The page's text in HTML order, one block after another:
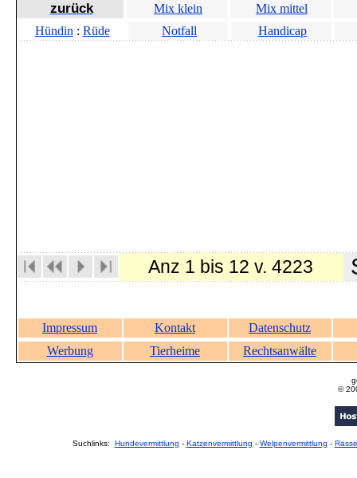
zurück Mix klein
Mix mittel
Hündin : Rüde Notfall Handicap
Anz 1 bis 12 v. 4223
Impressum Kontakt
Datenschutz
Werbung
Tierheime Rechtsanwälte
©
Suchlinks: Hundevermittlung - Katzenvermittlung - Welpenvermittlung -